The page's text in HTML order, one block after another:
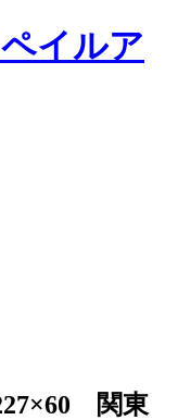
関東